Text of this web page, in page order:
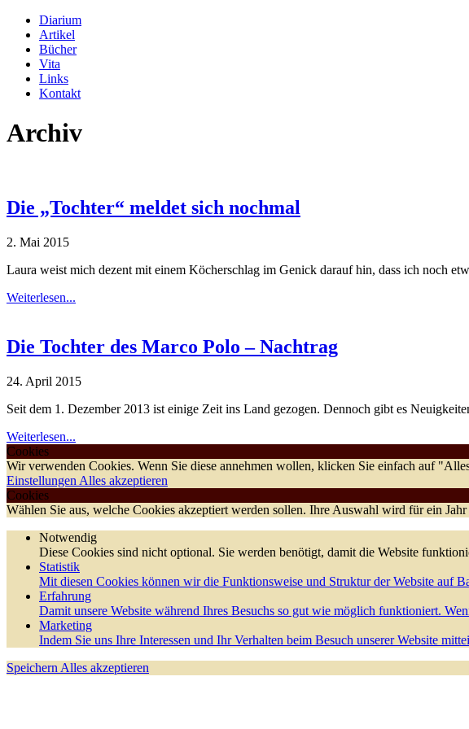
Diarium
Artikel
Bücher
Vita
Links
Kontakt
Archiv
Die „Tochter“ meldet sich nochmal
2. Mai 2015
Laura weist mich dezent mit einem Köcherschlag im Genick darauf hin, dass ich noch
Weiterlesen...
Die Tochter des Marco Polo – Nachtrag
24. April 2015
Seit dem 1. Dezember 2013 ist einige Zeit ins Land gezogen. Dennoch gibt es
Weiterlesen...
Cookies
Wir verwenden Cookies. Wenn Sie diese annehmen wollen, klicken Sie einfach auf
Einstellungen Alles akzeptieren
Cookies
Wählen Sie aus, welche Cookies akzeptiert werden sollen. Ihre Auswahl wird für ein Jahr
Notwendig
Diese Cookies sind nicht optional. Sie werden benötigt, damit die Website
Statistik
Mit diesen Cookies können wir die Funktionsweise und Struktur der Website auf
Erfahrung
Damit unsere Website während Ihres Besuchs so gut wie möglich funktioniert.
Marketing
Indem Sie uns Ihre Interessen und Ihr Verhalten beim Besuch unserer Website
Speichern Alles akzeptieren